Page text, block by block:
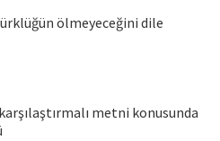
ölmeyeceğini dile
metni konusunda